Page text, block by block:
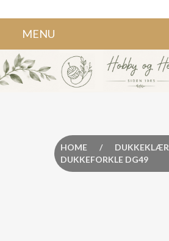
HOME / DUKKEKLÆR
DUKKEFORKLE DG49